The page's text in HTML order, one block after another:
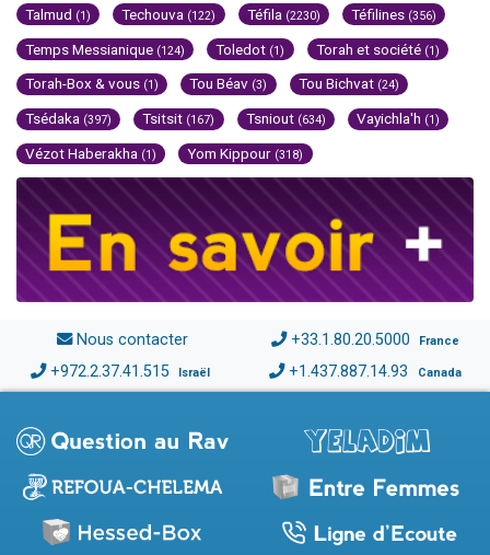
Talmud (1) Techouva (122) Téfila (2230) Téfilines (356)
Temps Messianique (124) Toledot (1) Torah et société (1)
Torah-Box & vous (1) Tou Béav (3) Tou Bichvat (24)
Tsédaka (397) Tsitsit (167) Tsniout (634) Vayichla'h (1)
Vézot Haberakha (1) Yom Kippour (318)
Nous contacter +33.1.80.20.5000 France
+972.2.37.41.515 Israël +1.437.887.14.93 Canada